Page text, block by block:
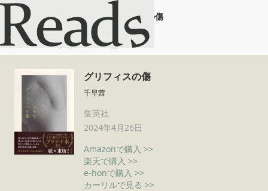
グリフィスの傷
ホーム グリフィスの傷
グリフィスの傷
千早茜
集英社
2024年4月26日
Amazonで購入 >>
楽天で購入 >>
e-honで購入 >>
カーリルで見る >>